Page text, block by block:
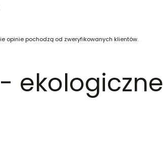
opinie pochodzą od zweryfikowanych klientów.
ekologiczne